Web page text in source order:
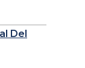
Del